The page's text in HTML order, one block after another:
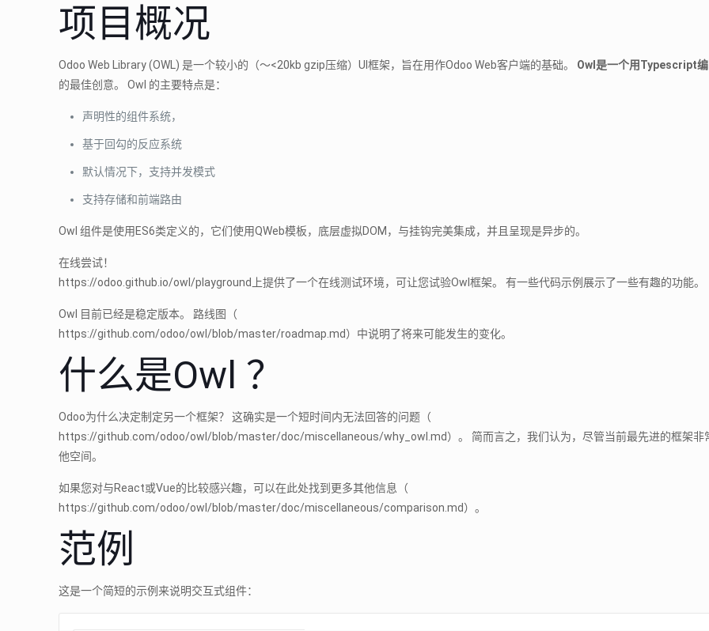
项目概况
Odoo Web Library (OWL) 是一个较小的（〜<20kb gzip压缩）UI框架，旨在用作Odoo Web客户端的基础。 Owl是一个用Typescript
的最佳创意。 Owl 的主要特点是：
声明性的组件系统，
基于回勾的反应系统
默认情况下，支持并发模式
支持存储和前端路由
Owl 组件是使用ES6类定义的，它们使用QWeb模板，底层虚拟DOM，与挂钩完美集成，并且呈现是异步的。
在线尝试！
https://odoo.github.io/owl/playground上提供了一个在线测试环境，可让您试验Owl框架。 有一些代码示例展示了一些有趣的功能。
Owl 目前已经是稳定版本。 路线图（
https://github.com/odoo/owl/blob/master/roadmap.md）中说明了将来可能发生的变化。
什么是Owl ？
Odoo为什么决定制定另一个框架？ 这确实是一个短时间内无法回答的问题（
https://github.com/odoo/owl/blob/master/doc/miscellaneous/why_owl.md）。 简而言之，我们认为，尽管当前最先进的框架非
他空间。
如果您对与React或Vue的比较感兴趣，可以在此处找到更多其他信息（
https://github.com/odoo/owl/blob/master/doc/miscellaneous/comparison.md）。
范例
这是一个简短的示例来说明交互式组件：